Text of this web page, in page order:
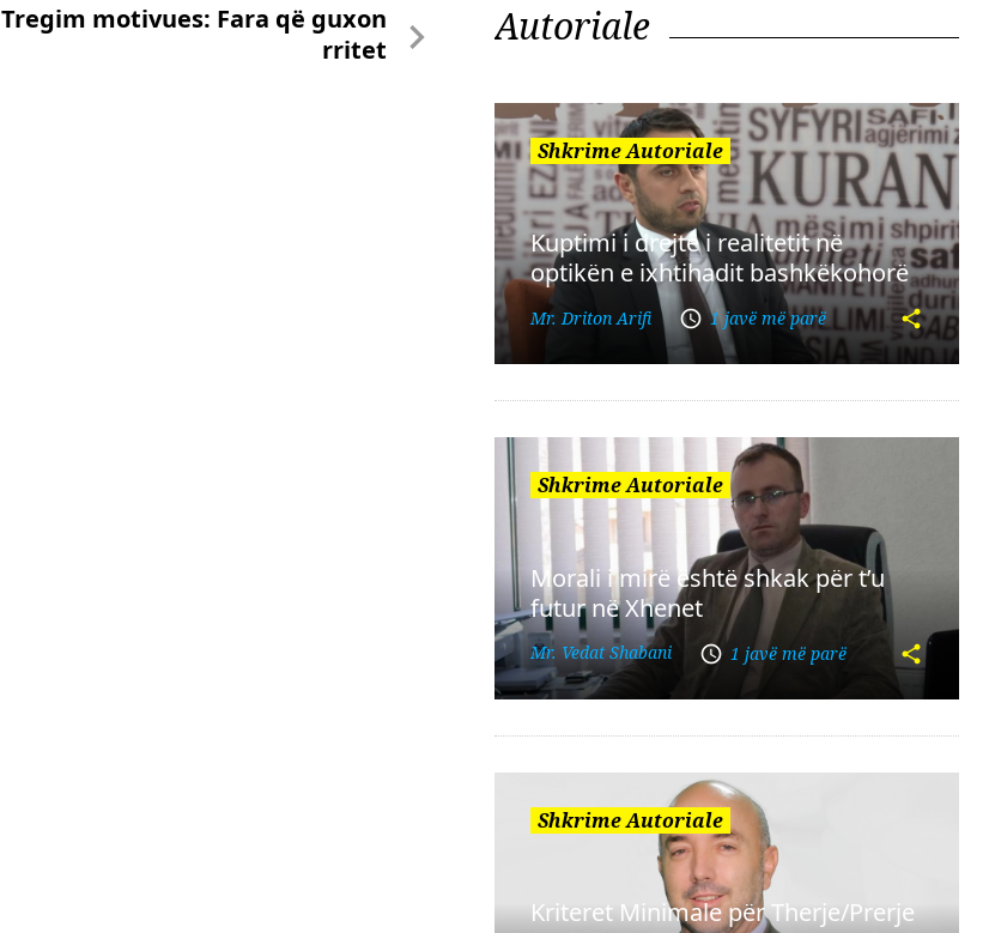
Tregim motivues: Fara që guxon
rritet
Autoriale
Shkrime Autoriale
Kuptimi i drejtë i realitetit në
optikën e ixhtihadit bashkëkohorë
Mr. Driton Arifi 1 javë më parë
Shkrime Autoriale
Morali i mirë është shkak për t’u
futur në Xhenet
Mr. Vedat Shabani 1 javë më parë
Shkrime Autoriale
Kriteret Minimale për Therje/Prerje